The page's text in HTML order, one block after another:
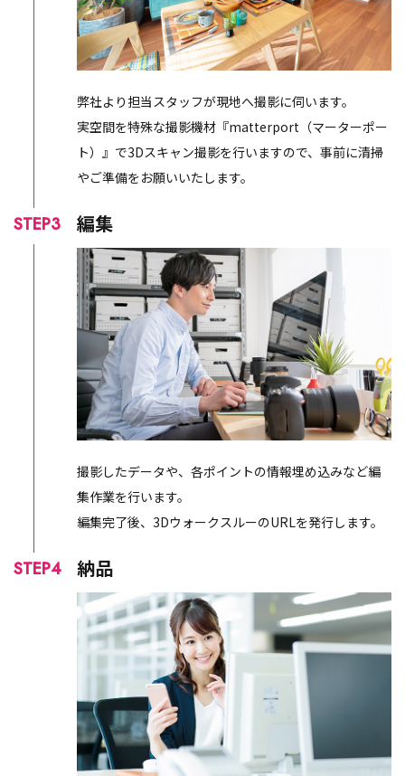
弊社より担当スタッフが現地へ撮影に伺います。
実空間を特殊な撮影機材『matterport（マーターポー
ト）』で3Dスキャン撮影を行いますので、事前に清掃
やご準備をお願いいたします。
STEP3 編集
撮影したデータや、各ポイントの情報埋め込みなど編
集作業を行います。
編集完了後、3DウォークスルーのURLを発行します。
STEP4 納品